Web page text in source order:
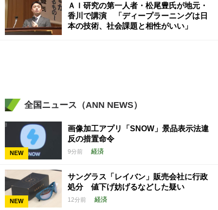
ＡＩ研究の第一人者・松尾豊氏が地元・
香川で講演 「ディープラーニングは日
本の技術、社会課題と相性がいい」
全国ニュース（ANN NEWS）
NEW
画像加工アプリ「SNOW」景品表示法違
反の措置命令
9分前 経済
NEW
サングラス「レイバン」販売会社に行政
処分 値下げ妨げるなどした疑い
12分前 経済